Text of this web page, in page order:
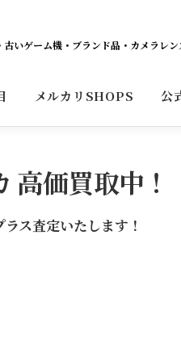
いゲーム機・ブランド品・カメラレ
メルカリSHOPS 公
価買取中！
ス査定いたします！